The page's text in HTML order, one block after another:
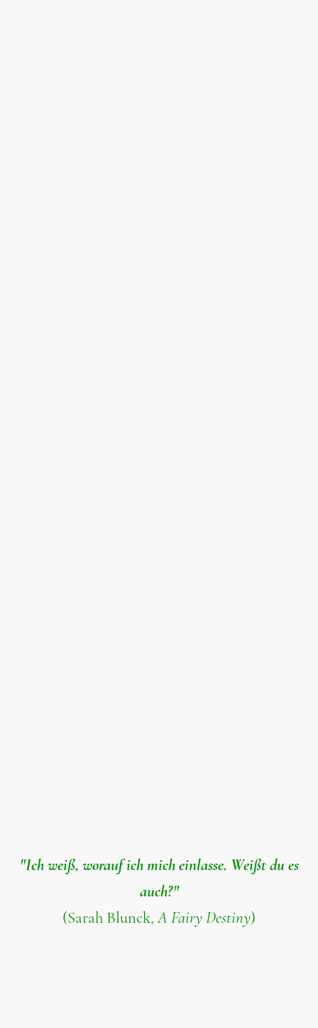
"Ich weiß, worauf ich mich einlasse. Weißt du es
auch?"
(Sarah Blunck,A Fairy Destiny)